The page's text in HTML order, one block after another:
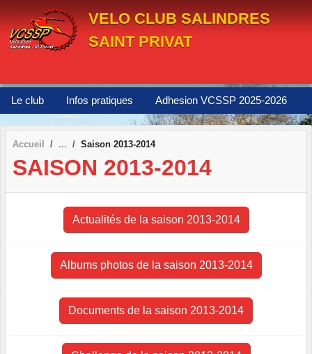
VELO CLUB SALINDRES
SAINT PRIVAT
Le club Infos pratiques Adhesion VCSSP 2025-2026
Accueil Saison 2013-2014
SAISON 2013-2014
Actualités de la saison 2013-2014
Albums photos de la saison 2013-2014
Documents de la saison 2013-2014
Panneau de gestion des cookies